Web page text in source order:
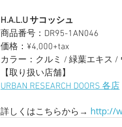
H.A.L.U サコッシュ
商品番号：DR95-1AN046
価格：¥4,000+tax
カラー：クルミ / 緑葉エキス /
【取り扱い店舗】
URBAN RESEARCH DOORS 各店
詳しくはこちらから→ http://